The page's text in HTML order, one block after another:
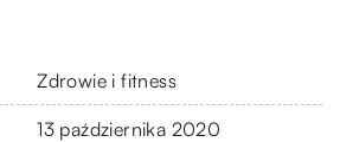
Zdrowie i fitness
13 października 2020